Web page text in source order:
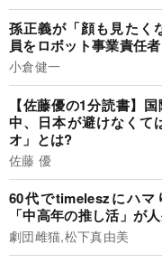
孫正義が「顔も見たく
員をロボット事業責任
小倉健一
【佐藤優の1分読書】
中、日本が避けなくて
オ」とは?
佐藤 優
60代でtimeleszにハ
「中高年の推し活」が
劇団雌猫,松下真由美